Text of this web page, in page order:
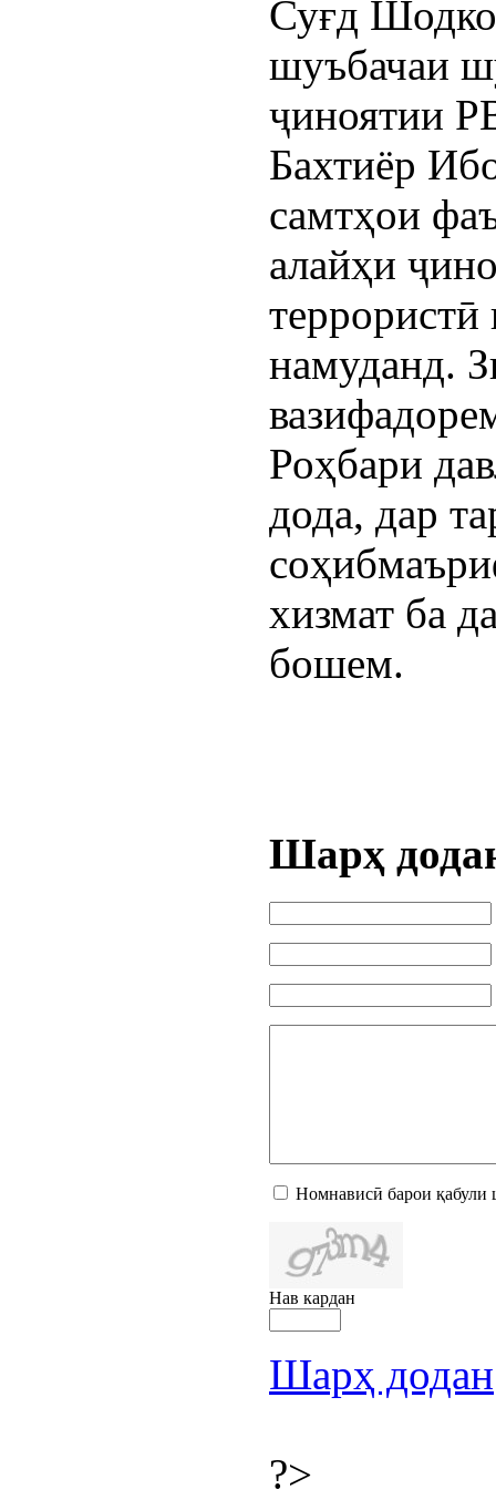
Суғд
шуъбачаи
ҷиноятии
Бахтиёр
самтҳои
алайҳи
намуданд.
Роҳбари
дода, дар
хизмат ба
бошем.
Шарҳ
Номнависӣ барои қабули
Нав кардан
Шарҳ додан
?>